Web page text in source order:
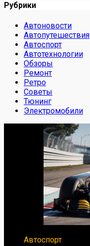
Рубрики
Автоновости
Автопутешествия
Автоспорт
Автотехнологии
Обзоры
Ремонт
Ретро
Советы
Тюнинг
Электромобили
Автоспорт